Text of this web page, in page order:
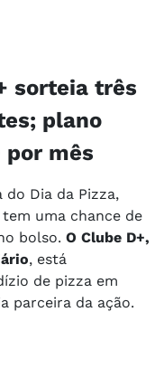
sorteia três
plano
por mês
do Dia da Pizza,
uma chance de
bolso. O Clube D+,
, está
de pizza em
parceira da ação.